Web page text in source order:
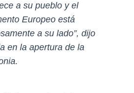
a su pueblo y el
Europeo está
a su lado”, dijo
en la apertura de la